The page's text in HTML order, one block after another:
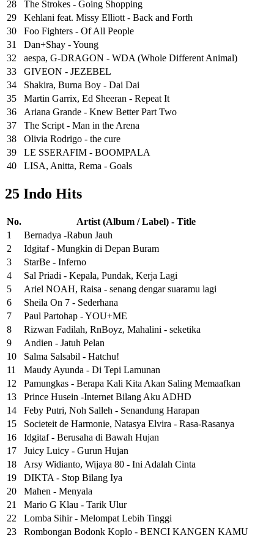
28
The Strokes - Going Shopping
29
Kehlani feat. Missy Elliott - Back and Forth
30
Foo Fighters - Of All People
31
Dan+Shay - Young
32
aespa, G-DRAGON - WDA (Whole Different Animal)
33
GIVEON - JEZEBEL
34
Shakira, Burna Boy - Dai Dai
35
Martin Garrix, Ed Sheeran - Repeat It
36
Ariana Grande - Knew Better Part Two
37
The Script - Man in the Arena
38
Olivia Rodrigo - the cure
39
LE SSERAFIM - BOOMPALA
40
LISA, Anitta, Rema - Goals
25 Indo Hits
No.
Artist (Album / Label) - Title
1
Bernadya -Rabun Jauh
2
Idgitaf - Mungkin di Depan Buram
3
StarBe - Inferno
4
Sal Priadi - Kepala, Pundak, Kerja Lagi
5
Ariel NOAH, Raisa - senang dengar suaramu lagi
6
Sheila On 7 - Sederhana
7
Paul Partohap - YOU+ME
8
Rizwan Fadilah, RnBoyz, Mahalini - seketika
9
Andien - Jatuh Pelan
10
Salma Salsabil - Hatchu!
11
Maudy Ayunda - Di Tepi Lamunan
12
Pamungkas - Berapa Kali Kita Akan Saling Memaafkan
13
Prince Husein -Internet Bilang Aku ADHD
14
Feby Putri, Noh Salleh - Senandung Harapan
15
Societeit de Harmonie, Natasya Elvira - Rasa-Rasanya
16
Idgitaf - Berusaha di Bawah Hujan
17
Juicy Luicy - Gurun Hujan
18
Arsy Widianto, Wijaya 80 - Ini Adalah Cinta
19
DIKTA - Stop Bilang Iya
20
Mahen - Menyala
21
Mario G Klau - Tarik Ulur
22
Lomba Sihir - Melompat Lebih Tinggi
23
Rombongan Bodonk Koplo - BENCI KANGEN KAMU